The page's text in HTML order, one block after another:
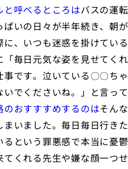
呼べるところはバスの運
いの日々が半年続き、朝
、いつも迷惑を掛けてい
毎日元気な姿を見せてく
です。泣いている〇〇ち
でくださいね。」と言っ
おすすすめするのはそん
いました。毎日毎日行き
という罪悪感で本当に憂
くれる先生や嫌な顔一つせ